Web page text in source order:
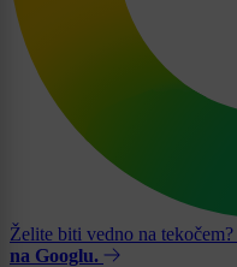
Želite biti vedno na tekočem?
na Googlu.